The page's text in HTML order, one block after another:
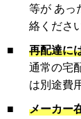
等が あっ
絡くださ
■
再配達に
通常の宅
は別途費
■
メーカー